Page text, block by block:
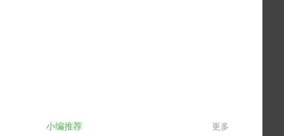
小编推荐 更多